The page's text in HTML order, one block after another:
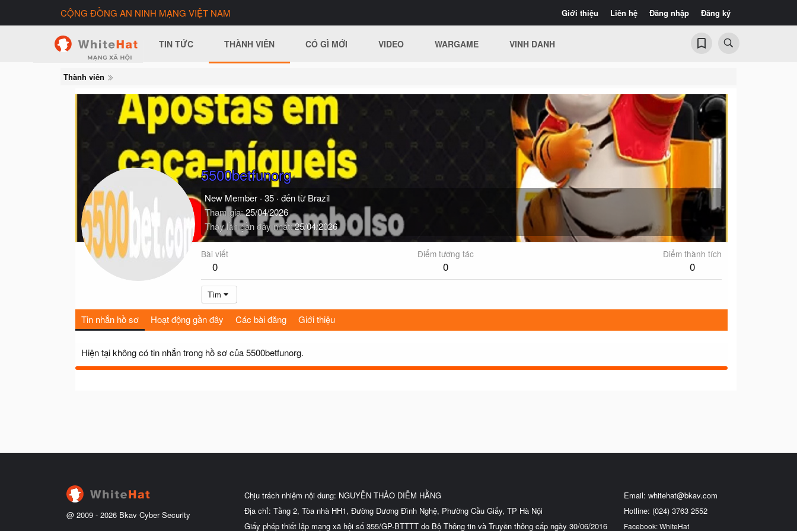
Giới thiệu Liên hệ Đăng nhập Đăng ký
CỘNG ĐỒNG AN NINH MẠNG VIỆT NAM
TIN TỨC THÀNH VIÊN CÓ GÌ MỚI VIDEO WARGAME VINH DANH
Thành viên
5500betfunorg
New Member · 35 · đến từ Brazil
Tham gia 25/04/2026
Thấy lần gần đây nhất 25/04/2026
Bài viết
0
Điểm tương tác
0
Điểm thành tích
0
Tìm
Tin nhắn hồ sơ Hoạt động gần đây Các bài đăng Giới thiệu
Hiện tại không có tin nhắn trong hồ sơ của 5500betfunorg.
@ 2009 - 2026 Bkav Cyber Security
Chịu trách nhiệm nội dung: NGUYỄN THẢO DIỄM HẰNG
Địa chỉ: Tầng 2, Tòa nhà HH1, Đường Dương Đình Nghệ, Phường Cầu Giấy, TP Hà Nội
Giấy phép thiết lập mạng xã hội số 355/GP-BTTTT do Bộ Thông tin và Truyền thông cấp ngày 30/06/2016
Email: whitehat@bkav.com
Hotline: (024) 3763 2552
Facebook: WhiteHat